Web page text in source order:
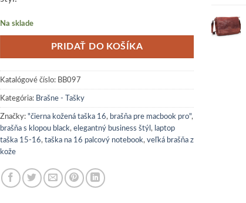
Na sklade
PRIDAŤ DO KOŠÍKA
Katalógové číslo: BB097
Kategória: Brašne - Tašky
Značky: "čierna kožená taška 16, brašňa pre macbook pro",
brašňa s klopou black, elegantný business štýl , laptop
taška 15-16, taška na 16 palcový notebook, veľká brašňa z
kože